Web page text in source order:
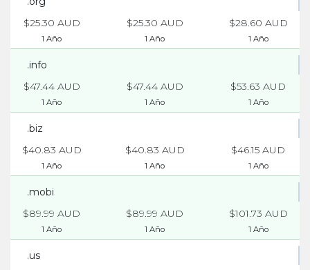
$25.30 AUD
1 Año
$25.30 AUD
1 Año
$28.60 AUD
1 Año
.info
$47.44 AUD
1 Año
$47.44 AUD
1 Año
$53.63 AUD
1 Año
.biz
$40.83 AUD
1 Año
$40.83 AUD
1 Año
$46.15 AUD
1 Año
.mobi
$89.99 AUD
1 Año
$89.99 AUD
1 Año
$101.73 AUD
1 Año
.us